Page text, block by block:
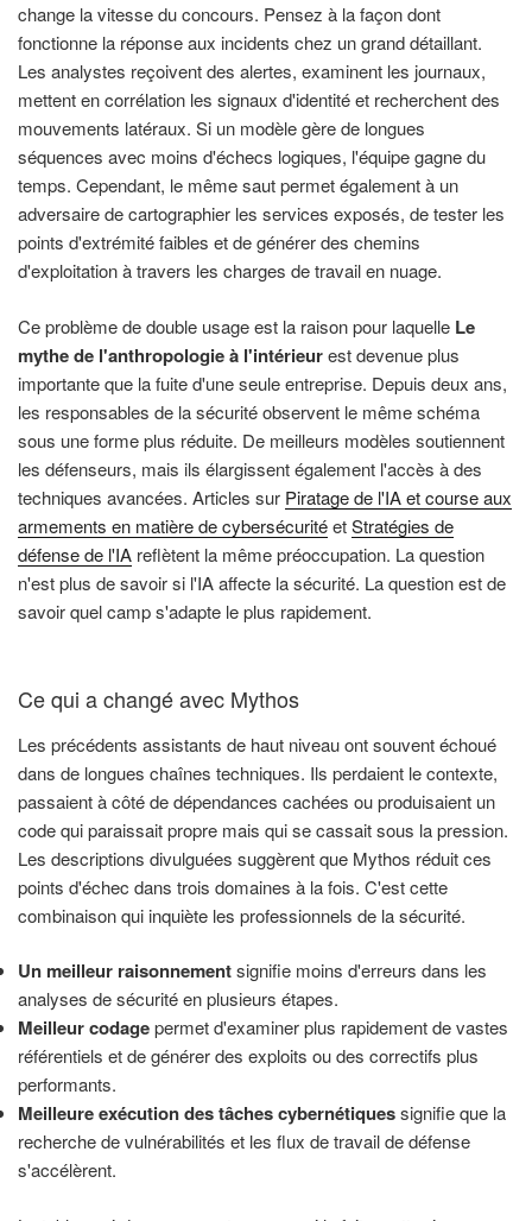
change la vitesse du concours. Pensez à la façon dont
fonctionne la réponse aux incidents chez un grand détaillant.
Les analystes reçoivent des alertes, examinent les journaux,
mettent en corrélation les signaux d'identité et recherchent des
mouvements latéraux. Si un modèle gère de longues
séquences avec moins d'échecs logiques, l'équipe gagne du
temps. Cependant, le même saut permet également à un
adversaire de cartographier les services exposés, de tester les
points d'extrémité faibles et de générer des chemins
d'exploitation à travers les charges de travail en nuage.
Ce problème de double usage est la raison pour laquelle Le
mythe de l'anthropologie à l'intérieurest devenue plus
importante que la fuite d'une seule entreprise. Depuis deux ans,
les responsables de la sécurité observent le même schéma
sous une forme plus réduite. De meilleurs modèles soutiennent
les défenseurs, mais ils élargissent également l'accès à des
techniques avancées. Articles sur Piratage de l'IA et course aux
armements en matière de cybersécuritéetStratégies de
défense de l'IA reflètent la même préoccupation. La question
n'est plus de savoir si l'IA affecte la sécurité. La question est de
savoir quel camp s'adapte le plus rapidement.
Ce qui a changé avec Mythos
Les précédents assistants de haut niveau ont souvent échoué
dans de longues chaînes techniques. Ils perdaient le contexte,
passaient à côté de dépendances cachées ou produisaient un
code qui paraissait propre mais qui se cassait sous la pression.
Les descriptions divulguées suggèrent que Mythos réduit ces
points d'échec dans trois domaines à la fois. C'est cette
combinaison qui inquiète les professionnels de la sécurité.
Un meilleur raisonnementsignifie moins d'erreurs dans les
analyses de sécurité en plusieurs étapes.
Meilleur codagepermet d'examiner plus rapidement de vastes
référentiels et de générer des exploits ou des correctifs plus
performants.
Meilleure exécution des tâches cybernétiquessignifie que la
recherche de vulnérabilités et les flux de travail de défense
s'accélèrent.